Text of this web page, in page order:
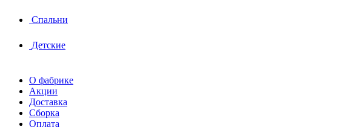
Спальни
Детские
О фабрике
Акции
Доставка
Сборка
Оплата